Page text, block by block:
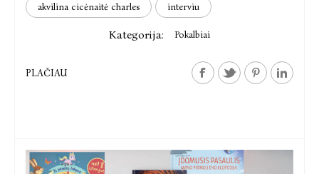
akvilina cicėnaitė charles interviu
Kategorija: Pokalbiai
PLAČIAU